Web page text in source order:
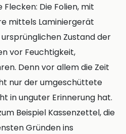
Die Folien, mit
mittels Laminiergerät
Zustand der
vor Feuchtigkeit,
Denn vor allem die Zeit
nur der umgeschüttete
in unguter Erinnerung hat.
Beispiel Kassenzettel, die
Gründen ins